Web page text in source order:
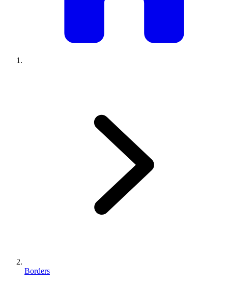
Borders